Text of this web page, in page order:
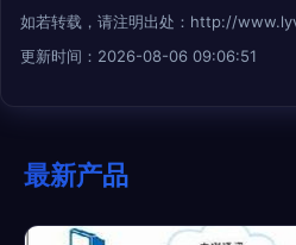
如若转载，请注明出处：http://
更新时间：2026-08-06 09:06:51
最新产品